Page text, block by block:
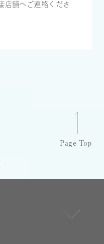
店舗へご連絡くださ
Page Top